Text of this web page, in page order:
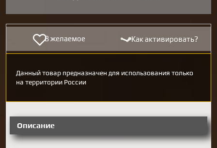
В желаемое Как активировать?
Данный товар предназначен для использования только
на территории России
Описание